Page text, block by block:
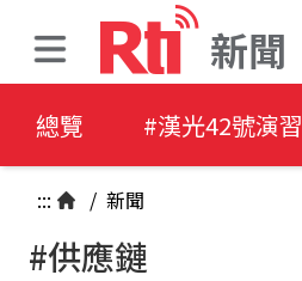
新聞
總覽 #漢光42號演習
::: / 新聞
#供應鏈